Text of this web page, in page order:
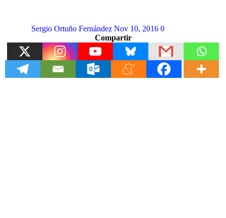
Sergio Ortuño Fernández Nov 10, 2016 0
Compartir